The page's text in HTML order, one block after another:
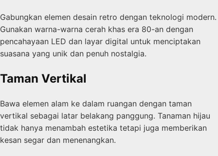
Gabungkan elemen desain retro dengan teknologi modern.
Gunakan warna-warna cerah khas era 80-an dengan
pencahayaan LED dan layar digital untuk menciptakan
suasana yang unik dan penuh nostalgia.
Taman Vertikal
Bawa elemen alam ke dalam ruangan dengan taman
vertikal sebagai latar belakang panggung. Tanaman hijau
tidak hanya menambah estetika tetapi juga memberikan
kesan segar dan menenangkan.